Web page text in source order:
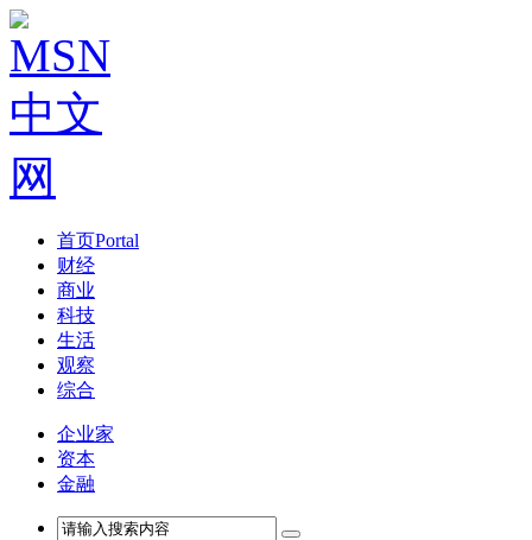
首页Portal
财经
商业
科技
生活
观察
综合
企业家
资本
金融